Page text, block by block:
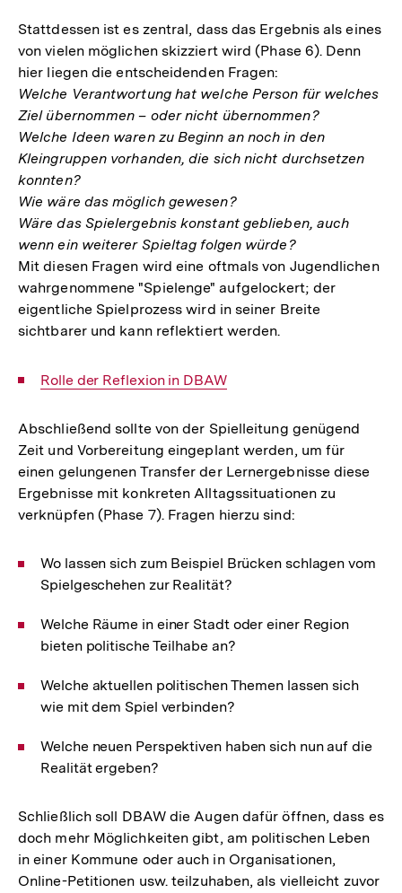
Stattdessen ist es zentral, dass das Ergebnis als eines
von vielen möglichen skizziert wird (Phase 6). Denn
hier liegen die entscheidenden Fragen:
Welche Verantwortung hat welche Person für welches
Ziel übernommen – oder nicht übernommen?
Welche Ideen waren zu Beginn an noch in den
Kleingruppen vorhanden, die sich nicht durchsetzen
konnten?
Wie wäre das möglich gewesen?
Wäre das Spielergebnis konstant geblieben, auch
wenn ein weiterer Spieltag folgen würde?
Mit diesen Fragen wird eine oftmals von Jugendlichen
wahrgenommene "Spielenge" aufgelockert; der
eigentliche Spielprozess wird in seiner Breite
sichtbarer und kann reflektiert werden.
Interner
Rolle der Reflexion in DBAW
Abschließend sollte von der Spielleitung genügend
Zeit und Vorbereitung eingeplant werden, um für
einen gelungenen Transfer der Lernergebnisse diese
Ergebnisse mit konkreten Alltagssituationen zu
verknüpfen (Phase 7). Fragen hierzu sind:
Wo lassen sich zum Beispiel Brücken schlagen vom
Spielgeschehen zur Realität?
Welche Räume in einer Stadt oder einer Region
bieten politische Teilhabe an?
Welche aktuellen politischen Themen lassen sich
wie mit dem Spiel verbinden?
Welche neuen Perspektiven haben sich nun auf die
Realität ergeben?
Schließlich soll DBAW die Augen dafür öffnen, dass es
doch mehr Möglichkeiten gibt, am politischen Leben
in einer Kommune oder auch in Organisationen,
Online-Petitionen usw. teilzuhaben, als vielleicht zuvor